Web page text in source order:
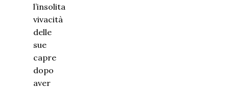
l’insolita
vivacità
delle
sue
capre
dopo
aver